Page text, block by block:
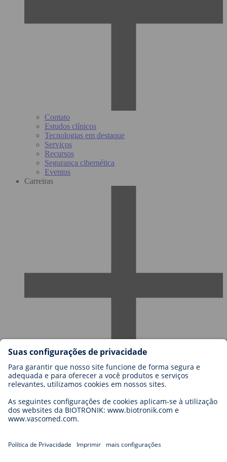
Contato
Estudos clínicos
Tecnologias em destaque
Serviços
Recursos
Segurança cibernética
Eventos
Carreiras
Blog
Contato